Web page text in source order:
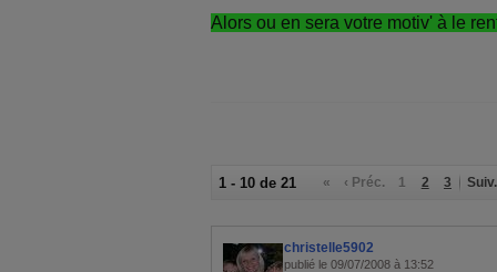
Alors ou en sera votre motiv' à le
1 - 10 de 21 « ‹ Préc. 1 2 3 Suiv.
christelle5902
publié le 09/07/2008 à 13:52